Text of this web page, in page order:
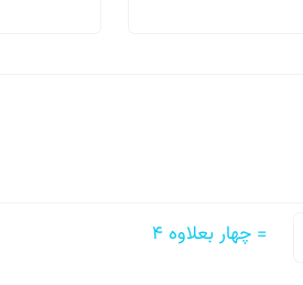
= چهار بعلاوه ۴